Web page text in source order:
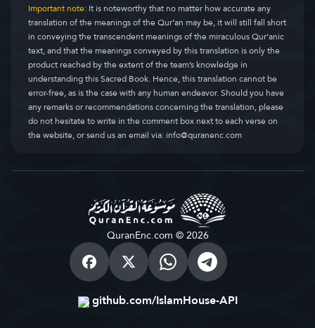
Important note:It is noteworthy that no matter how accurate any
translation of the meanings of the Qur’an may be, it will still fall short
in conveying the transcendent meanings of the miraculous Qur’anic
text, and that the meanings conveyed by this translation is only the
product reached by the extent of the team’s knowledge in
understanding this Sacred Book. Hence, this translation cannot be
error-free, as is the case with any human endeavor. Should you have
any remarks or recommendations concerning the translation, please
do not hesitate to write in the comment box next to each verse on
the website, or send us an email via:info@quranenc.com
QuranEnc.com © 2026
github.com/IslamHouse-API